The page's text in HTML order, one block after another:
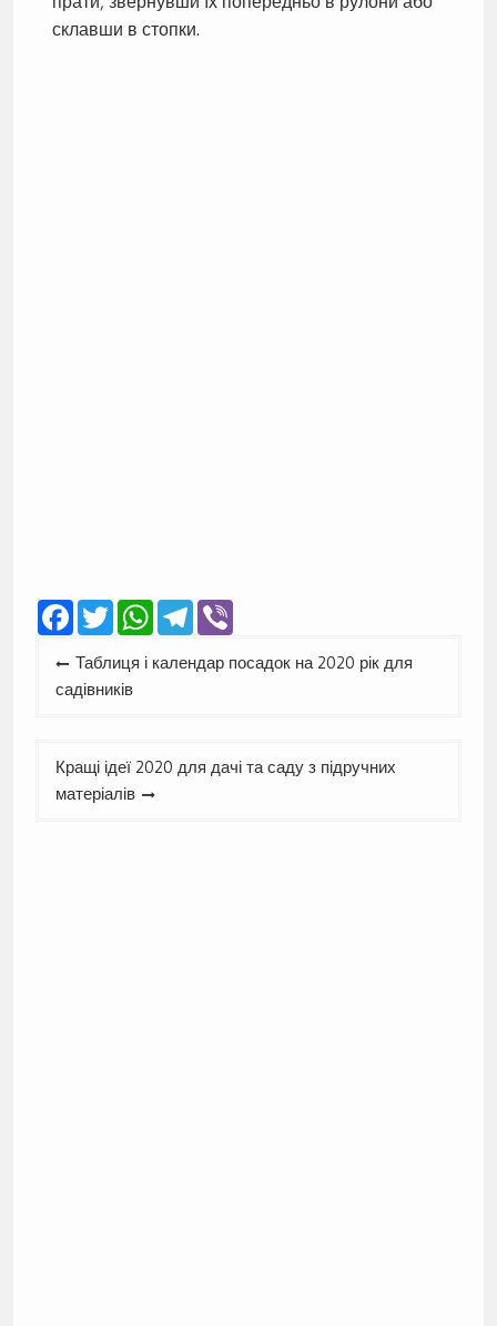
склавши в стопки.
Facebook
TwitterWhatsApp
Telegram
Viber
Навігація
записів
Таблиця і календар посадок на 2020 рік для
садівників
Кращі ідеї 2020 для дачі та саду з підручних
матеріалів